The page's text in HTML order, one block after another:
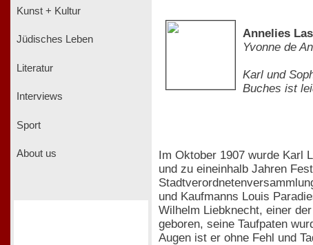
Kunst + Kultur
Jüdisches Leben
Literatur
Interviews
Sport
About us
Annelies
Yvonne de
Karl und
Buches ist
Im Oktober 1907 wurde Karl
und zu eineinhalb Jahren
und Kaufmanns Louis
Wilhelm Liebknecht, einer
geboren, seine Taufpaten
Augen ist er ohne Fehl und